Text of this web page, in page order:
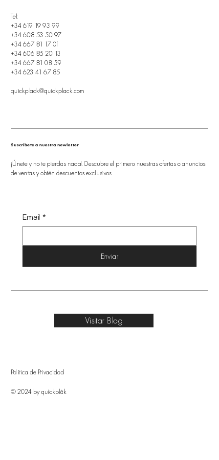
Tel:
+34 619 19 93 99
+34 608 53 50 97
+34 667 81 17 01
+34 606 85 20 13
+34 667 81 08 59
+34 623 41 67 85
quickplack@quickplack.com
Suscríbete a nuestra newletter
¡Únete y no te pierdas nada! Descubre el primero nuestras ofertas o anuncios
de ventas y obtén descuentos exclusivos
Email *
Enviar
Política de Privacidad
© 2024 by quîckplâk
Visitar Blog